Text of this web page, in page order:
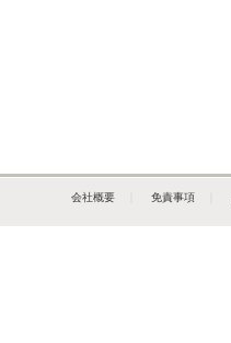
会社概要 免責事項